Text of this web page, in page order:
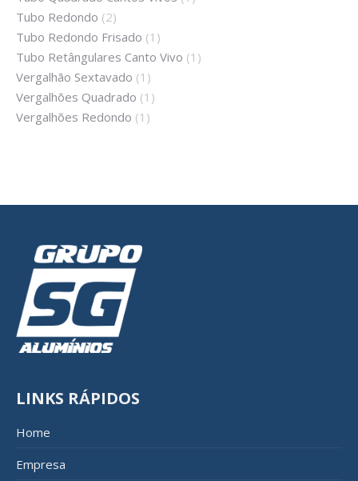
Tubo Redondo (2)
Tubo Redondo Frisado (1)
Tubo Retângulares Canto Vivo (1)
Vergalhão Sextavado (1)
Vergalhões Quadrado (1)
Vergalhões Redondo (1)
LINKS RÁPIDOS
Home
Empresa